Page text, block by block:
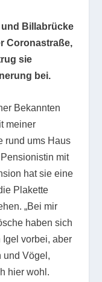
und Billabrücke
Coronastraße,
sie
bei.
Bekannten
meiner
rund ums Haus
mit
hat sie eine
Plakette
„Bei mir
haben sich
vorbei, aber
und Vögel,
hier wohl.